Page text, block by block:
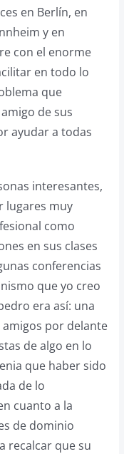
en Berlín, en
y en
con el enorme
en todo lo
que
de sus
ayudar a todas
interesantes,
lugares muy
como
en sus clases
conferencias
que yo creo
era así: una
por delante
de algo en lo
que haber sido
de lo
cuanto a la
de dominio
recalcar que su